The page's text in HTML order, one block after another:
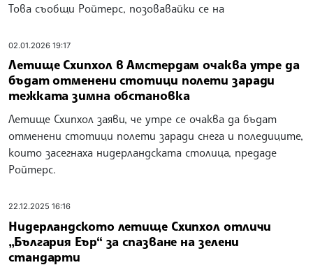
Това съобщи Ройтерс, позовавайки се на
02.01.2026 19:17
Летище Схипхол в Амстердам очаква утре да
бъдат отменени стотици полети заради
тежката зимна обстановка
Летище Схипхол заяви, че утре се очаква да бъдат
отменени стотици полети заради снега и поледиците,
които засегнаха нидерландската столица, предаде
Ройтерс.
22.12.2025 16:16
Нидерландското летище Схипхол отличи
„България Еър“ за спазване на зелени
стандарти